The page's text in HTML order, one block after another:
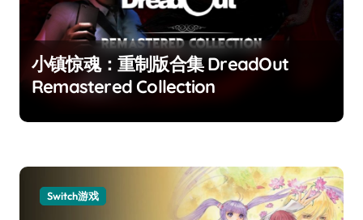
小镇惊魂：重制版合集 DreadOut
Remastered Collection
Switch游戏